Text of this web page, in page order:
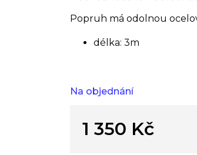
Na objednání
Popruh má odolnou
délka: 3m
produktu
0,0
hvězdiček.
1 350 Kč